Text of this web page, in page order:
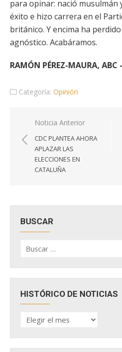
para opinar: nació
éxito e hizo carrera en el
británico. Y encima ha
agnóstico. Acabáramos.
RAMÓN PÉREZ-MAURA,
Categoría: Opinión
Navegación
de
entradas
Noticia Anterior
CDC PLANTEA AHORA
APLAZAR LAS
ELECCIONES EN
CATALUÑA
BUSCAR
por:
HISTÓRICO DE NOTICIAS
HISTÓRICO
DE